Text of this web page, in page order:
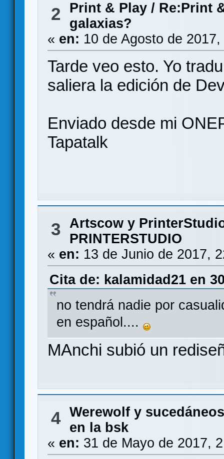
2 Print & Play/ Re:Print
galaxias?
« en: 10 de Agosto de
Tarde veo esto. Yo
saliera la edición de
Enviado desde mi
Tapatalk
3 Artscow y
PRINTERSTUDIO
« en: 13 de Junio de 2017,
Cita de: kalamidad21 en
no tendrá nadie por
en español....
MAnchi subió un
4 Werewolf y sucedáneos
en la bsk
« en: 31 de Mayo de 2017,